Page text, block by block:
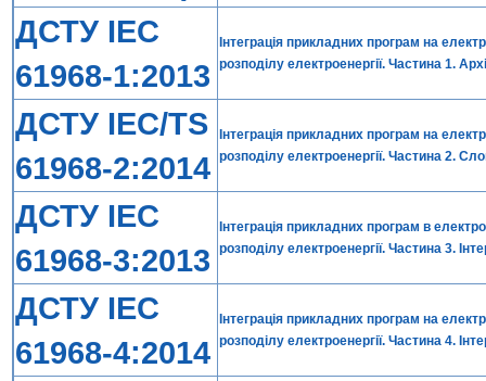
ДСТУ ІЕС
61968-1:2013
Інтеграція прикладних програм на
розподілу електроенергії. Частина 1.
ДСТУ IEC/TS
61968-2:2014
Інтеграція прикладних програм на
розподілу електроенергії. Частина 2.
ДСТУ ІЕС
61968-3:2013
Інтеграція прикладних програм в
розподілу електроенергії. Частина 3.
ДСТУ IEC
61968-4:2014
Інтеграція прикладних програм на
розподілу електроенергії. Частина 4.